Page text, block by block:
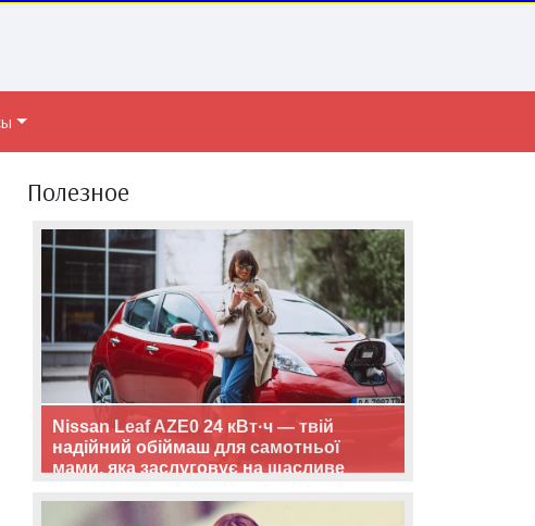
Полезное
Nissan Leaf AZE0 24 кВт·ч — твій
надійний обіймаш для самотньої
мами, яка заслуговує на щасливе